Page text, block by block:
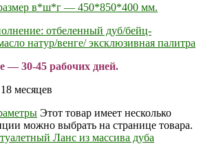
в*ш*г — 450*850*400 мм.
отбеленный дуб/бейц-
натур/венге/ эксклюзивная палитра
— 30-45 рабочих дней.
месяцев
Этот товар имеет несколько
можно выбрать на странице товара.